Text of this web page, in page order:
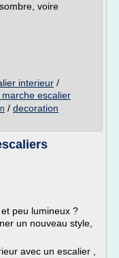
voire
interieur /
escalier
/ decoration
peu lumineux ?
un nouveau style,
avec un escalier ,